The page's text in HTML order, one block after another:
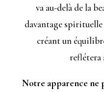
va au-delà de la
davantage
créant un
reflétera
Notre apparence ne